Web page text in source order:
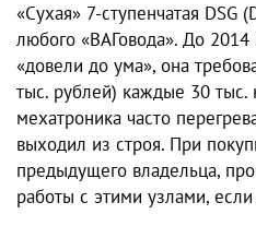
«Сухая» 7-ступенчатая DSG
любого «ВАГовода». До 2014
«довели до ума», она
тыс. рублей) каждые 30 тыс.
мехатроника часто
выходил из строя. При
предыдущего владельца,
работы с этими узлами,